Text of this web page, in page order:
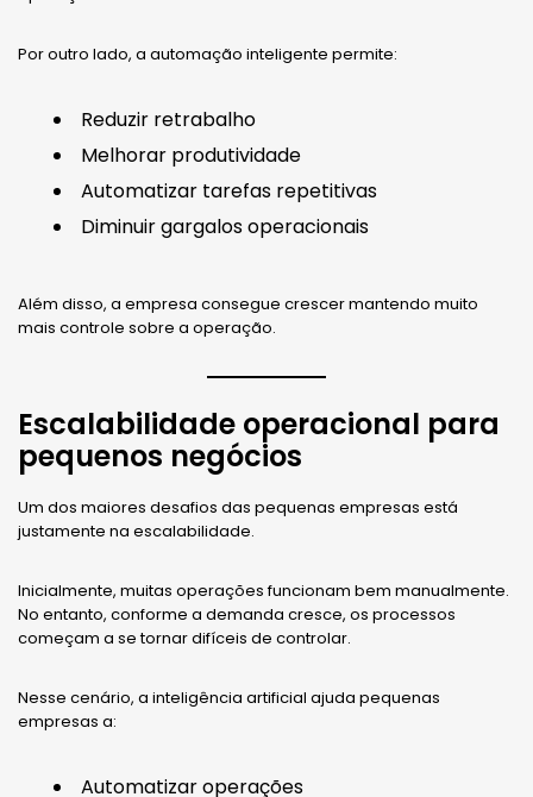
Por outro lado, a automação inteligente permite:
Reduzir retrabalho
Melhorar produtividade
Automatizar tarefas repetitivas
Diminuir gargalos operacionais
Além disso, a empresa consegue crescer mantendo muito
mais controle sobre a operação.
Escalabilidade operacional para
pequenos negócios
Um dos maiores desafios das pequenas empresas está
justamente na escalabilidade.
Inicialmente, muitas operações funcionam bem manualmente.
No entanto, conforme a demanda cresce, os processos
começam a se tornar difíceis de controlar.
Nesse cenário, a inteligência artificial ajuda pequenas
empresas a:
Automatizar operações